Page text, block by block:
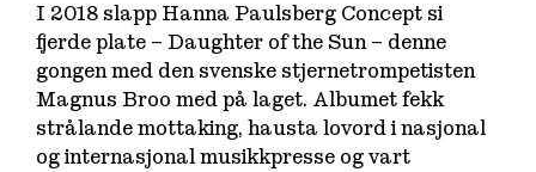
I 2018 slapp Hanna Paulsberg Concept si
fjerde plate – Daughter of the Sun– denne
gongen med den svenske stjernetrompetisten
Magnus Broo med på laget. Albumet fekk
strålande mottaking, hausta lovord i nasjonal
og internasjonal musikkpresse og vart